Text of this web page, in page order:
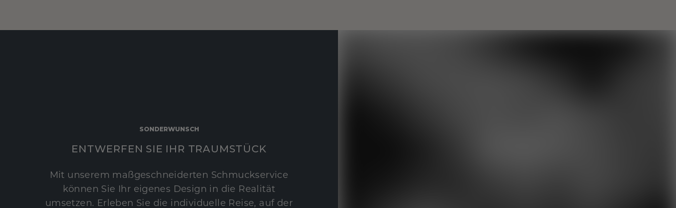
SONDERWUNSCH
ENTWERFEN SIE IHR TRAUMSTÜCK
Mit unserem maßgeschneiderten Schmuckservice
können Sie Ihr eigenes Design in die Realität
umsetzen. Erleben Sie die individuelle Reise, auf der